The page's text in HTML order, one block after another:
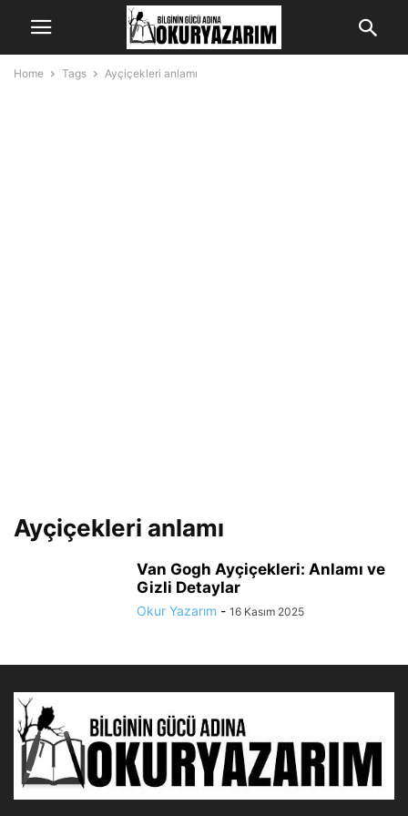
Home Tags Ayçiçekleri anlamı
Ayçiçekleri anlamı
Van Gogh Ayçiçekleri: Anlamı ve
Gizli Detaylar
Okur Yazarım - 16 Kasım 2025